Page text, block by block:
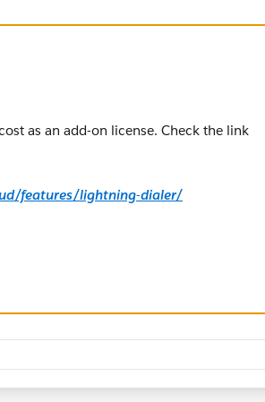
as an add-on license. Check the link
features/lightning-dialer/